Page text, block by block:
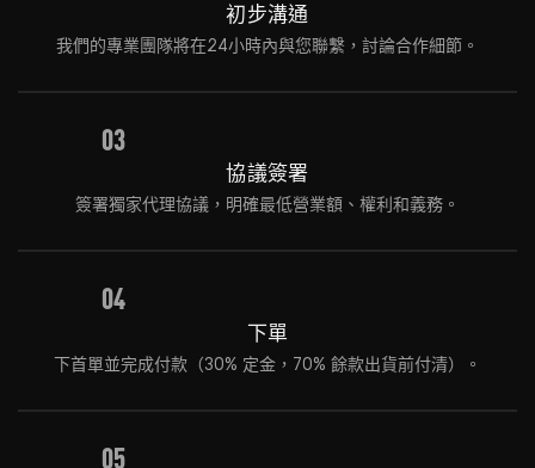
初步溝通
我們的專業團隊將在24小時內與您聯繫，討論合作細節。
03
協議簽署
簽署獨家代理協議，明確最低營業額、權利和義務。
04
下單
下首單並完成付款（30% 定金，70% 餘款出貨前付清）。
05